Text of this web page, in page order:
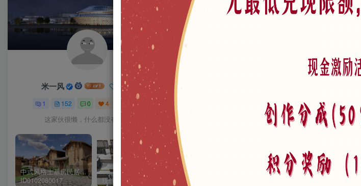
米一风 关注
1 152 0 4 3955
这家伙很懒，什么都没有写...
中式风格土基房民居客栈SU模型下载
ID0102080017
现代小区道闸_门禁系统_电动门_小区入户门禁SU模型ID_0101020001